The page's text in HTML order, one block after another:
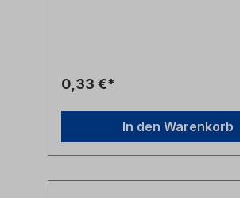
0,33 €*
In den Warenkorb